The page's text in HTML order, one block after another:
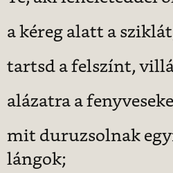
a kéreg alatt a
tartsd a felszínt,
alázatra a
mit duruzsolnak
lángok;